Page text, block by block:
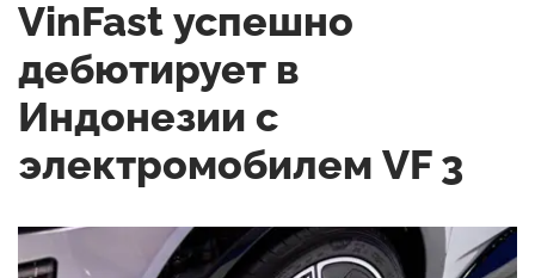
VinFast успешно
дебютирует в
Индонезии с
электромобилем VF 3